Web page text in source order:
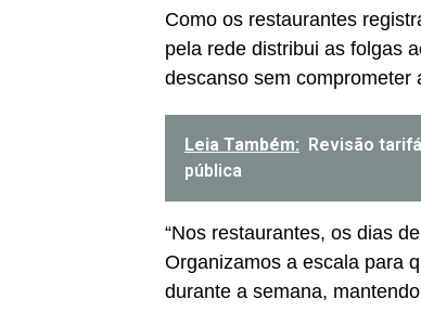
Como os restaurantes
pela rede distribui as folgas
descanso sem comprometer
Leia Também: Revisão
pública
“Nos restaurantes, os dias
Organizamos a escala para
durante a semana,